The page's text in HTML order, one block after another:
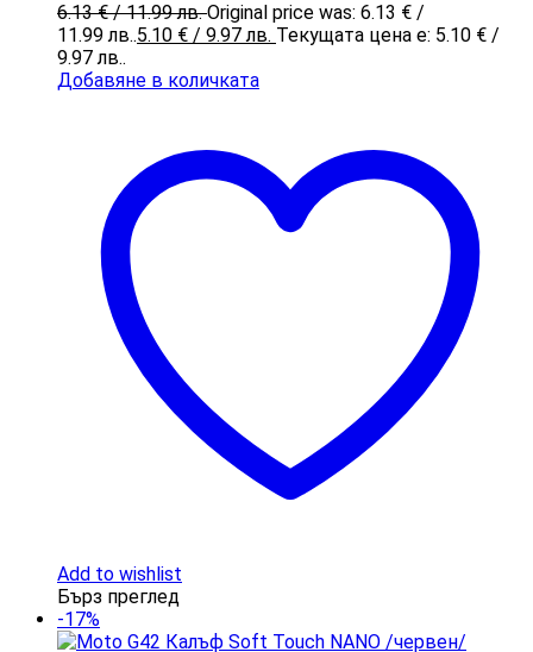
6.13€/ 11.99 лв.Original price was: 6.13 € /
11.99 лв..5.10 € / 9.97 лв. Текущата цена е: 5.10 € /
9.97 лв..
Добавяне в количката
Add to wishlist
Бърз преглед
-17%